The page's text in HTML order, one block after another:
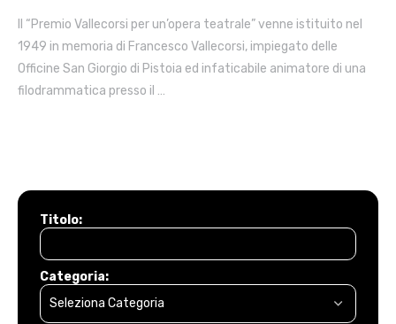
Il “Premio Vallecorsi per un’opera teatrale” venne istituito nel
1949 in memoria di Francesco Vallecorsi, impiegato delle
Officine San Giorgio di Pistoia ed infaticabile animatore di una
filodrammatica presso il …
Titolo:
Categoria: